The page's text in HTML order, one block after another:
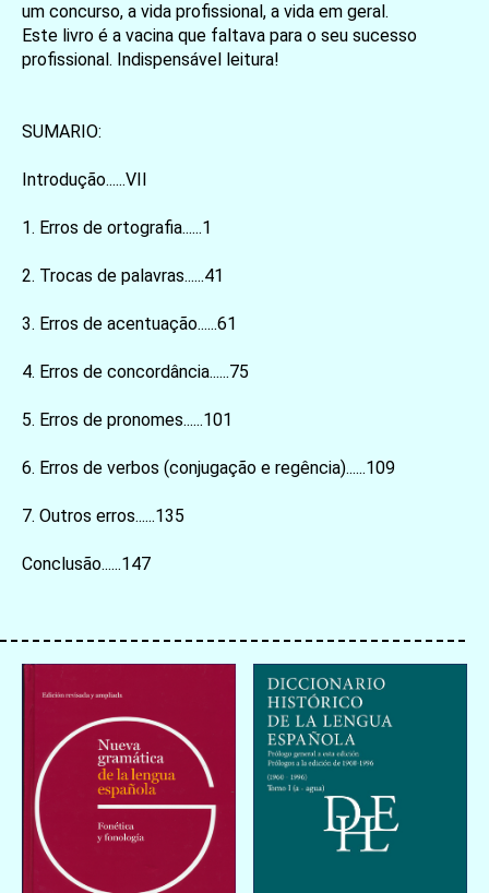
お買い物を続ける カートへ進む
um concurso, a vida profissional, a vida em geral.
Este livro é a vacina que faltava para o seu sucesso
profissional. Indispensável leitura!
SUMARIO:
Introdução......VII
1. Erros de ortografia......1
2. Trocas de palavras......41
3. Erros de acentuação......61
4. Erros de concordância......75
5. Erros de pronomes......101
6. Erros de verbos (conjugação e regência)......109
7. Outros erros......135
Conclusão......147